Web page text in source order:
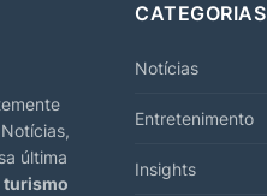
última
turismo
CATEGORIAS
Notícias
Entretenimento
Insights